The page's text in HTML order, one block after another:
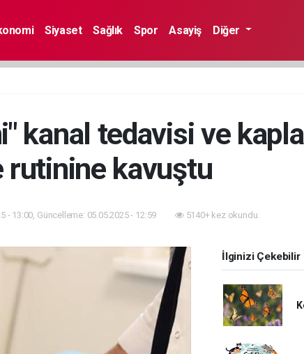
Siyaset Sağlık Spor Asayiş Diğer
kanal tedavisi ve
rutinine kavuştu
- 13:00, Güncelleme: 05.05.2025 - 12:59 5140+ kez okundu.
İlginizi Çekebilir